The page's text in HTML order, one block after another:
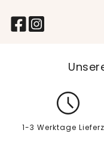
1-3 Werktage